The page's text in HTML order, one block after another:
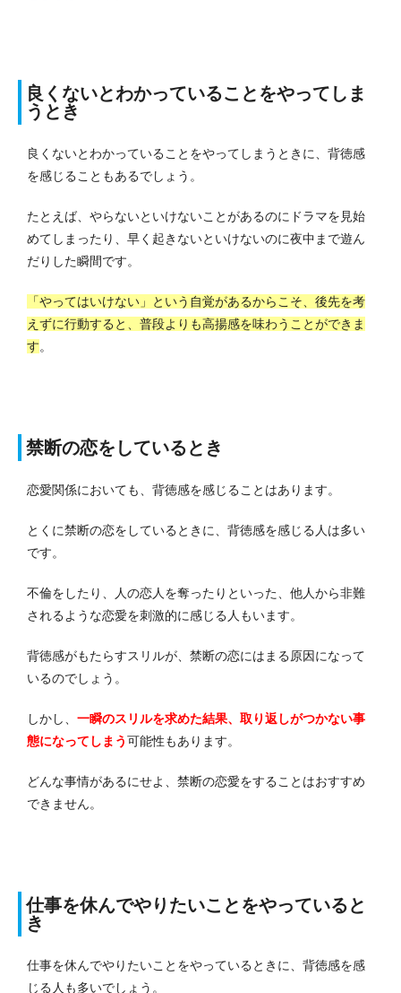
良くないとわかっていることをやってしま
うとき
良くないとわかっていることをやってしまうときに、背徳感
を感じることもあるでしょう。
たとえば、やらないといけないことがあるのにドラマを見始
めてしまったり、早く起きないといけないのに夜中まで遊ん
だりした瞬間です。
「やってはいけない」という自覚があるからこそ、後先を考
えずに行動すると、普段よりも高揚感を味わうことができま
す。
禁断の恋をしているとき
恋愛関係においても、背徳感を感じることはあります。
とくに禁断の恋をしているときに、背徳感を感じる人は多い
です。
不倫をしたり、人の恋人を奪ったりといった、他人から非難
されるような恋愛を刺激的に感じる人もいます。
背徳感がもたらすスリルが、禁断の恋にはまる原因になって
いるのでしょう。
しかし、 一瞬のスリルを求めた結果、取り返しがつかない事
態になってしまう可能性もあります。
どんな事情があるにせよ、禁断の恋愛をすることはおすすめ
できません。
仕事を休んでやりたいことをやっていると
き
仕事を休んでやりたいことをやっているときに、背徳感を感
じる人も多いでしょう。